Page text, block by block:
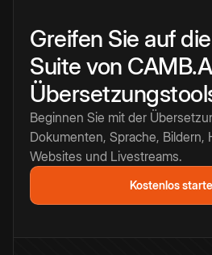
Greifen Sie auf
Suite von
Beginnen Sie mit der
Dokumenten, Sprache, Bildern,
Websites und Livestreams.
Kostenlos